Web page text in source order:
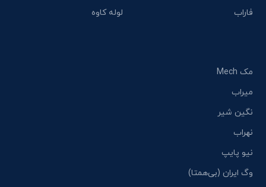
فاراب
لوله کاوه
مک Mech
میراب
نگین شیر
نهراب
نیو پایپ
وگ ایران (بی‌همتا)